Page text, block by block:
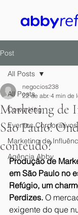
Post
All Posts
Coworking
Eventos Corporativos
Marketing de
Agência Abby
All Posts
Marketing de
São Paulo!
conteúdo?
negocios238
22 de abr. 4 min de
Produção de
em São Paulo no
Refúgio, um
Perdizes. O
exigente do que